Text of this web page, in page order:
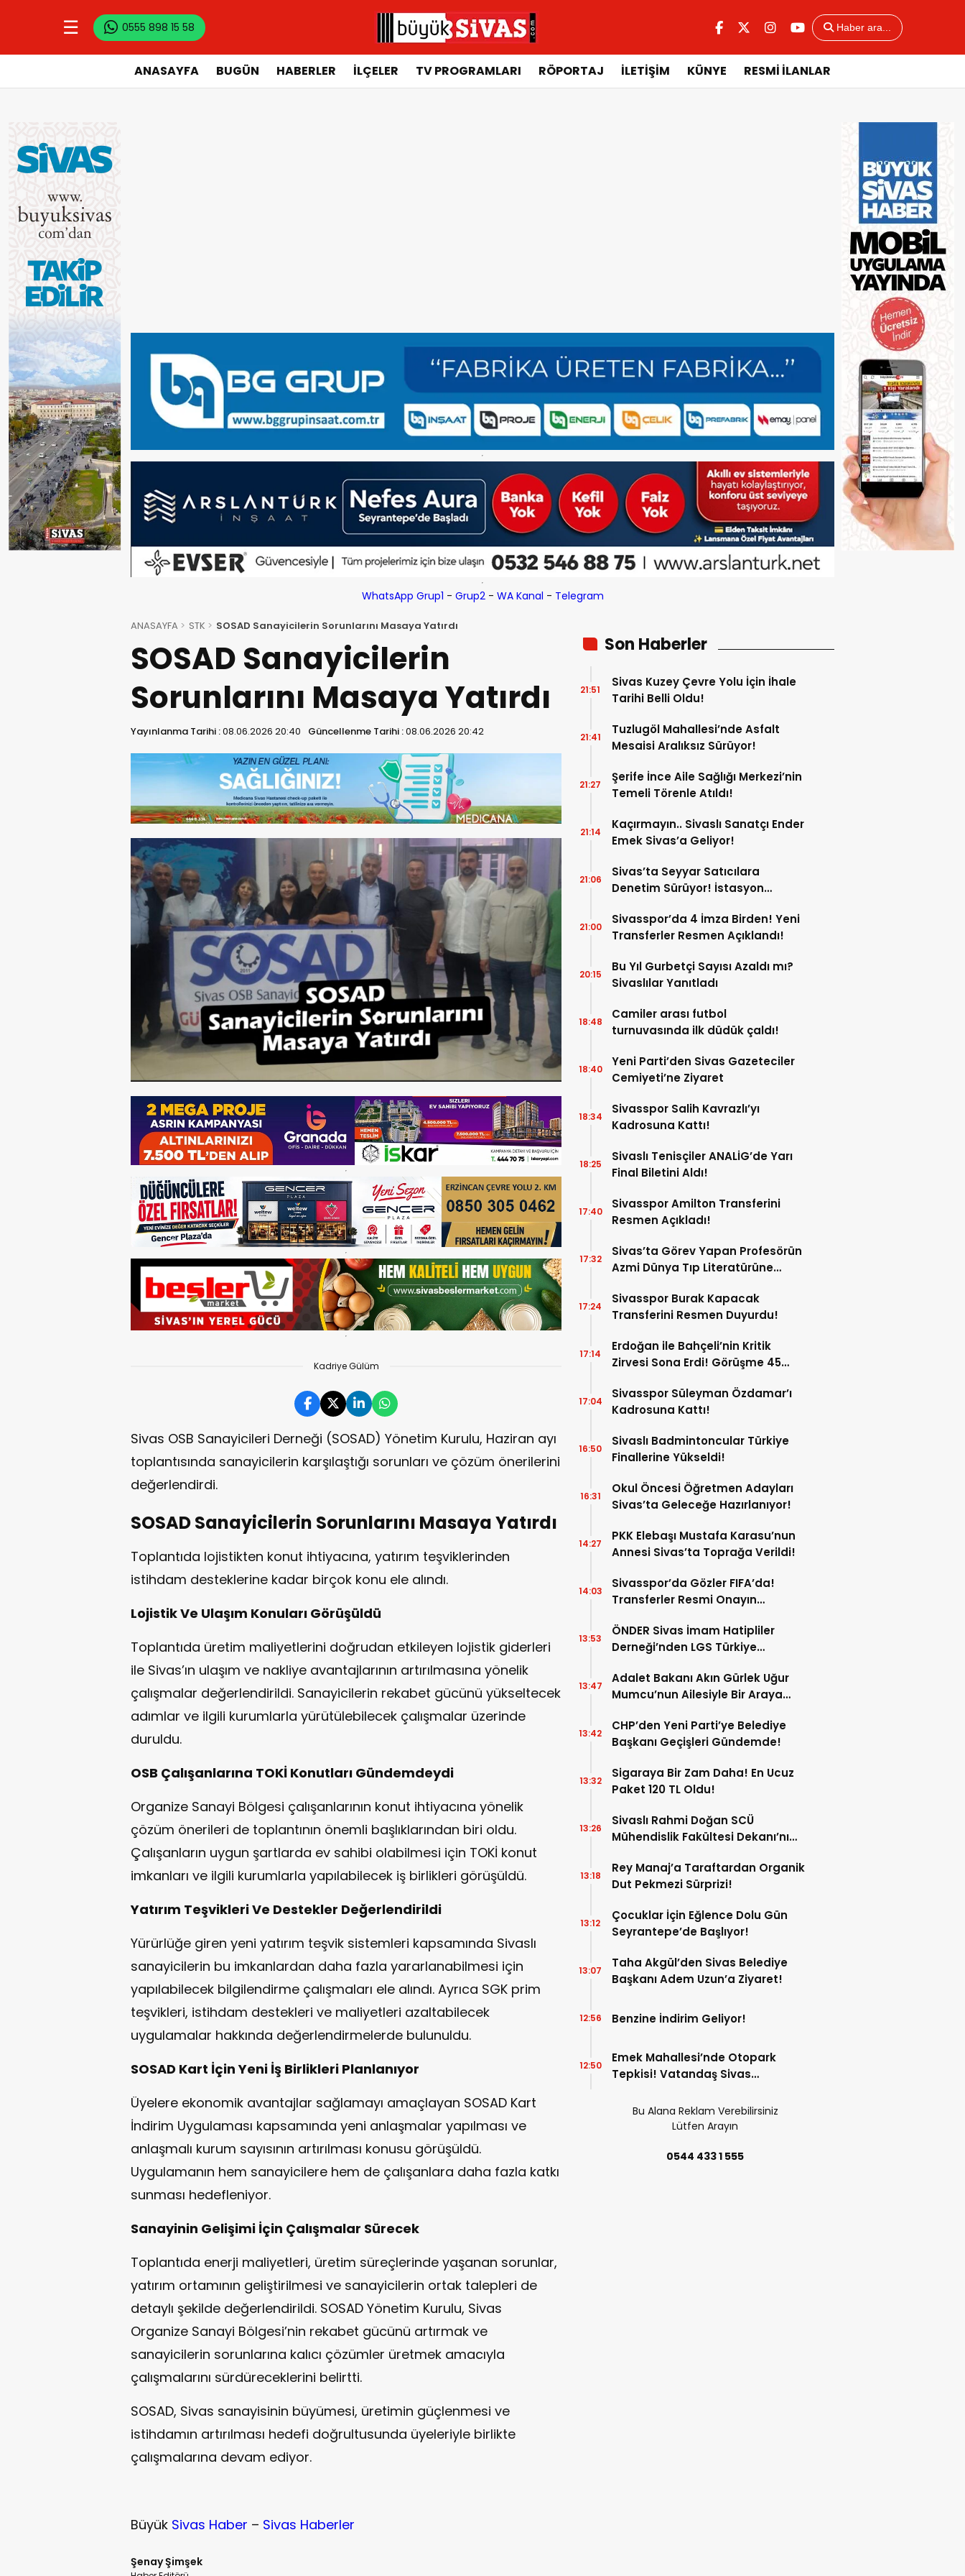
☰ 0555 898 15 58 Haber ara...
ANASAYFA BUGÜN HABERLER İLÇELER TV PROGRAMLARI RÖPORTAJ İLETİŞİM KÜNYE RESMİ İLANLAR
WhatsApp Grup1 - Grup2- WA Kanal - Telegram
ANASAYFA STK SOSAD Sanayicilerin Sorunlarını Masaya Yatırdı
SOSAD Sanayicilerin
Sorunlarını Masaya Yatırdı
Yayınlanma Tarihi :08.06.2026 20:40 Güncellenme Tarihi :08.06.2026 20:42
Kadriye Gülüm
Sivas OSB Sanayicileri Derneği (SOSAD) Yönetim Kurulu, Haziran ayı
toplantısında sanayicilerin karşılaştığı sorunları ve çözüm önerilerini
değerlendirdi.
SOSAD Sanayicilerin Sorunlarını Masaya Yatırdı
Toplantıda lojistikten konut ihtiyacına, yatırım teşviklerinden
istihdam desteklerine kadar birçok konu ele alındı.
Lojistik Ve Ulaşım Konuları Görüşüldü
Toplantıda üretim maliyetlerini doğrudan etkileyen lojistik giderleri
ile Sivas’ın ulaşım ve nakliye avantajlarının artırılmasına yönelik
çalışmalar değerlendirildi. Sanayicilerin rekabet gücünü yükseltecek
adımlar ve ilgili kurumlarla yürütülebilecek çalışmalar üzerinde
duruldu.
OSB Çalışanlarına TOKİ Konutları Gündemdeydi
Organize Sanayi Bölgesi çalışanlarının konut ihtiyacına yönelik
çözüm önerileri de toplantının önemli başlıklarından biri oldu.
Çalışanların uygun şartlarda ev sahibi olabilmesi için TOKİ konut
imkanları ve ilgili kurumlarla yapılabilecek iş birlikleri görüşüldü.
Yatırım Teşvikleri Ve Destekler Değerlendirildi
Yürürlüğe giren yeni yatırım teşvik sistemleri kapsamında Sivaslı
sanayicilerin bu imkanlardan daha fazla yararlanabilmesi için
yapılabilecek bilgilendirme çalışmaları ele alındı. Ayrıca SGK prim
teşvikleri, istihdam destekleri ve maliyetleri azaltabilecek
uygulamalar hakkında değerlendirmelerde bulunuldu.
SOSAD Kart İçin Yeni İş Birlikleri Planlanıyor
Üyelere ekonomik avantajlar sağlamayı amaçlayan SOSAD Kart
İndirim Uygulaması kapsamında yeni anlaşmalar yapılması ve
anlaşmalı kurum sayısının artırılması konusu görüşüldü.
Uygulamanın hem sanayicilere hem de çalışanlara daha fazla katkı
sunması hedefleniyor.
Sanayinin Gelişimi İçin Çalışmalar Sürecek
Toplantıda enerji maliyetleri, üretim süreçlerinde yaşanan sorunlar,
yatırım ortamının geliştirilmesi ve sanayicilerin ortak talepleri de
detaylı şekilde değerlendirildi. SOSAD Yönetim Kurulu, Sivas
Organize Sanayi Bölgesi’nin rekabet gücünü artırmak ve
sanayicilerin sorunlarına kalıcı çözümler üretmek amacıyla
çalışmalarını sürdüreceklerini belirtti.
SOSAD, Sivas sanayisinin büyümesi, üretimin güçlenmesi ve
istihdamın artırılması hedefi doğrultusunda üyeleriyle birlikte
çalışmalarına devam ediyor.
Büyük Sivas Haber – Sivas Haberler
Şenay Şimşek
Son Haberler
Sivas Kuzey Çevre Yolu İçin İhale
Tarihi Belli Oldu!
21:51
Tuzlugöl Mahallesi’nde Asfalt
Mesaisi Aralıksız Sürüyor!
21:41
Şerife İnce Aile Sağlığı Merkezi’nin
Temeli Törenle Atıldı!
21:27
Kaçırmayın.. Sivaslı Sanatçı Ender
Emek Sivas’a Geliyor!
21:14
Sivas’ta Seyyar Satıcılara
Denetim Sürüyor! İstasyon
21:06
Sivasspor’da 4 İmza Birden! Yeni
Transferler Resmen Açıklandı!
21:00
Bu Yıl Gurbetçi Sayısı Azaldı mı?
Sivaslılar Yanıtladı
20:15
Camiler arası futbol
turnuvasında ilk düdük çaldı!
18:48
Yeni Parti’den Sivas Gazeteciler
Cemiyeti’ne Ziyaret
18:40
Sivasspor Salih Kavrazlı’yı
Kadrosuna Kattı!
18:34
Sivaslı Tenisçiler ANALİG’de Yarı
Final Biletini Aldı!
18:25
Sivasspor Amilton Transferini
Resmen Açıkladı!
17:40
Sivas’ta Görev Yapan Profesörün
Azmi Dünya Tıp Literatürüne
17:32
Sivasspor Burak Kapacak
Transferini Resmen Duyurdu!
17:24
Erdoğan ile Bahçeli’nin Kritik
Zirvesi Sona Erdi! Görüşme 45
17:14
Sivasspor Süleyman Özdamar’ı
Kadrosuna Kattı!
17:04
Sivaslı Badmintoncular Türkiye
Finallerine Yükseldi!
16:50
Okul Öncesi Öğretmen Adayları
Sivas’ta Geleceğe Hazırlanıyor!
16:31
PKK Elebaşı Mustafa Karasu’nun
Annesi Sivas’ta Toprağa Verildi!
14:27
Sivasspor’da Gözler FIFA’da!
Transferler Resmi Onayın
14:03
ÖNDER Sivas İmam Hatipliler
Derneği’nden LGS Türkiye
13:53
Adalet Bakanı Akın Gürlek Uğur
Mumcu’nun Ailesiyle Bir Araya
13:47
CHP’den Yeni Parti’ye Belediye
Başkanı Geçişleri Gündemde!
13:42
Sigaraya Bir Zam Daha! En Ucuz
Paket 120 TL Oldu!
13:32
Sivaslı Rahmi Doğan SCÜ
Mühendislik Fakültesi Dekanı’nı
13:26
Rey Manaj’a Taraftardan Organik
Dut Pekmezi Sürprizi!
13:18
Çocuklar İçin Eğlence Dolu Gün
Seyrantepe’de Başlıyor!
13:12
Taha Akgül’den Sivas Belediye
Başkanı Adem Uzun’a Ziyaret!
13:07
Benzine İndirim Geliyor!
12:56
Emek Mahallesi’nde Otopark
Tepkisi! Vatandaş Sivas
12:50
Bu Alana Reklam Verebilirsiniz
Lütfen Arayın
0544 433 1 555